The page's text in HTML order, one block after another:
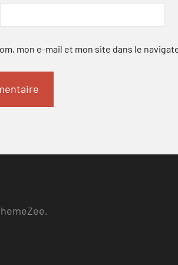
mon e-mail et mon site dans le